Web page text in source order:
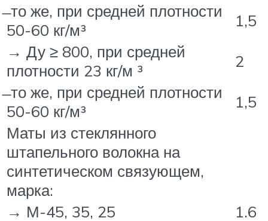
̶ то же, при средней плотности
50-60 кг/м³
1,5
→ Ду ≥ 800, при средней
плотности 23 кг/м ³
2
̶ то же, при средней плотности
50-60 кг/м³
1,5
Маты из стеклянного
штапельного волокна на
синтетическом связующем,
марка:
→ М-45, 35, 25
1.6